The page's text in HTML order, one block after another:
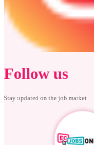
Follow us
Stay updated on the job market